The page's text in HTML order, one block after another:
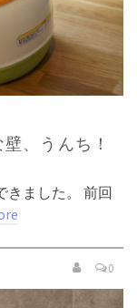
、うんち！
きました。 前回
0